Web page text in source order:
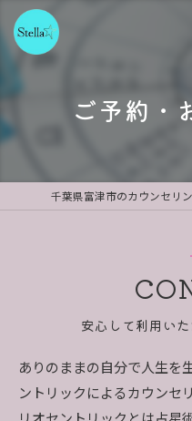
ご予約・
千葉県富津市のカウンセリ
安心して利用い
ありのままの自分で人生を
ントリックによるカウンセ